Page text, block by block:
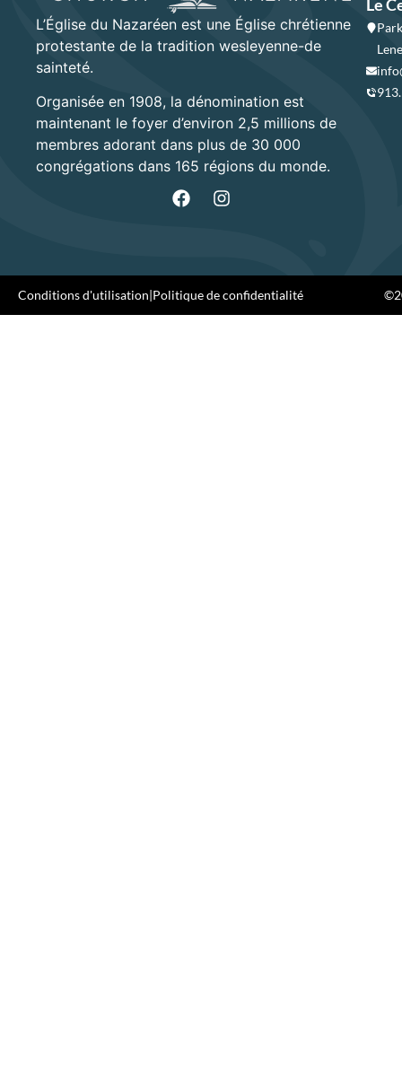
L’Église du Nazaréen est une Église chrétienne
protestante de la tradition wesleyenne-de
sainteté.
Organisée en 1908, la dénomination est
maintenant le foyer d’environ 2,5 millions de
membres adorant dans plus de 30 000
congrégations dans 165 régions du monde.
Le
Conditions d'utilisation|Politique de confidentialité